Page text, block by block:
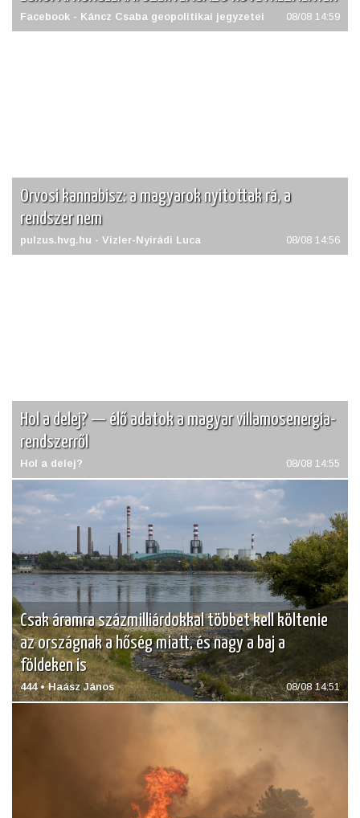
Facebook - Káncz Csaba geopolitikai jegyzetei 08/08 14:59
Orvosi kannabisz: a magyarok nyitottak rá, a
rendszer nem
pulzus.hvg.hu - Vizler-Nyirádi Luca 08/08 14:56
Hol a delej? — élő adatok a magyar villamosenergia-
rendszerről
Hol a delej? 08/08 14:55
Csak áramra százmilliárdokkal többet kell költenie
az országnak a hőség miatt, és nagy a baj a
földeken is
444 • Haász János 08/08 14:51